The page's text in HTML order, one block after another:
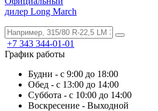
дилер Long March
+7 343 344-01-01
График работы
Будни - с 9:00 до 18:00
Обед - с 13:00 до 14:00
Суббота - с 10:00 до 14:00
Воскресение - Выходной